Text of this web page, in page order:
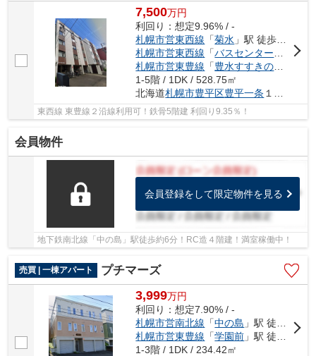
7,500万円
利回り：想定9.96% / -
札幌市営東西線 「菊水 」駅 徒歩7分
札幌市営東西線 「バスセンター前
」駅
札幌市営東豊線 「豊水すすきの
1-5階 / 1DK / 528.75㎡
北海道札幌市豊平区豊平一条 １丁目
東西線 東豊線２沿線利用可！鉄骨5階建 利回り9.35％！
会員物件
会員登録をして限定物件を見る
地下鉄南北線「中の島」駅徒歩約6分！RC造４階建！満室稼働中！
売買 | 一棟アパート プチマーズ
3,999万円
利回り：想定7.90% / -
札幌市営南北線 「中の島 」駅 徒歩8分
札幌市営東豊線 「学園前 」駅 徒歩13分
1-3階 / 1DK / 234.42㎡